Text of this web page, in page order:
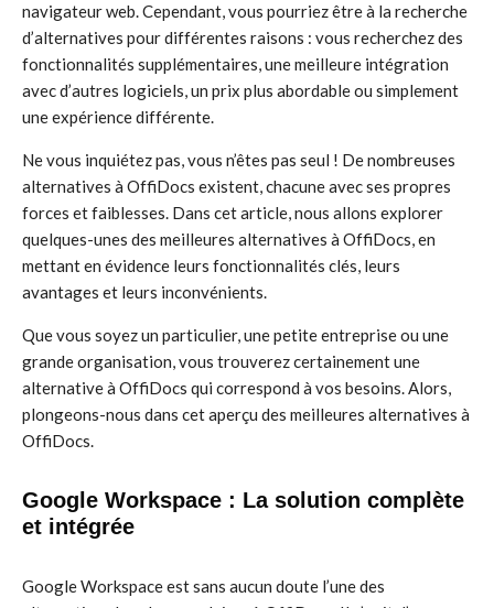
navigateur web. Cependant, vous pourriez être à la recherche
d’alternatives pour différentes raisons : vous recherchez des
fonctionnalités supplémentaires, une meilleure intégration
avec d’autres logiciels, un prix plus abordable ou simplement
une expérience différente.
Ne vous inquiétez pas, vous n’êtes pas seul ! De nombreuses
alternatives à OffiDocs existent, chacune avec ses propres
forces et faiblesses. Dans cet article, nous allons explorer
quelques-unes des meilleures alternatives à OffiDocs, en
mettant en évidence leurs fonctionnalités clés, leurs
avantages et leurs inconvénients.
Que vous soyez un particulier, une petite entreprise ou une
grande organisation, vous trouverez certainement une
alternative à OffiDocs qui correspond à vos besoins. Alors,
plongeons-nous dans cet aperçu des meilleures alternatives à
OffiDocs.
Google Workspace : La solution complète
et intégrée
Google Workspace est sans aucun doute l’une des